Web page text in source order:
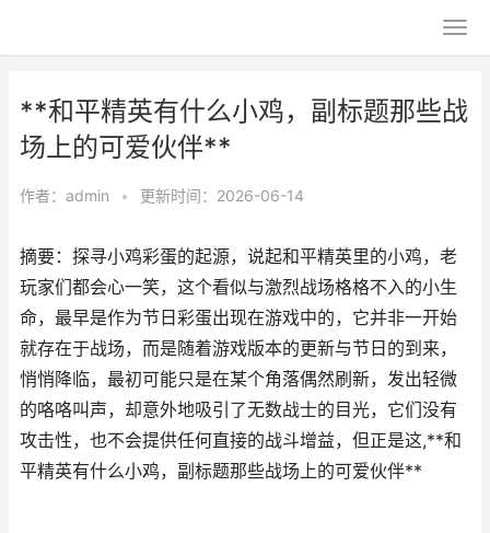
**和平精英有什么小鸡，副标题那些战
场上的可爱伙伴**
作者： admin • 更新时间：2026-06-14
摘要：探寻小鸡彩蛋的起源，说起和平精英里的小鸡，老
玩家们都会心一笑，这个看似与激烈战场格格不入的小生
命，最早是作为节日彩蛋出现在游戏中的，它并非一开始
就存在于战场，而是随着游戏版本的更新与节日的到来，
悄悄降临，最初可能只是在某个角落偶然刷新，发出轻微
的咯咯叫声，却意外地吸引了无数战士的目光，它们没有
攻击性，也不会提供任何直接的战斗增益，但正是这,**和
平精英有什么小鸡，副标题那些战场上的可爱伙伴**